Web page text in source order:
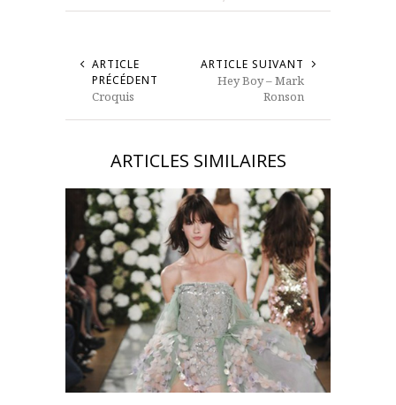
ARTICLE
PRÉCÉDENT
Croquis
ARTICLE SUIVANT
Hey Boy – Mark
Ronson
ARTICLES SIMILAIRES